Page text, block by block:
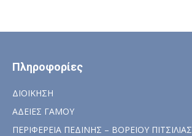
Πληροφορίες
ΔΙΟΙΚΗΣΗ
ΑΔΕΙΕΣ ΓΑΜΟΥ
ΠΕΡΙΦΕΡΕΙΑ ΠΕΔΙΝΗΣ – ΒΟΡΕΙΟΥ ΠΙΤΣΙΛΙΑΣ